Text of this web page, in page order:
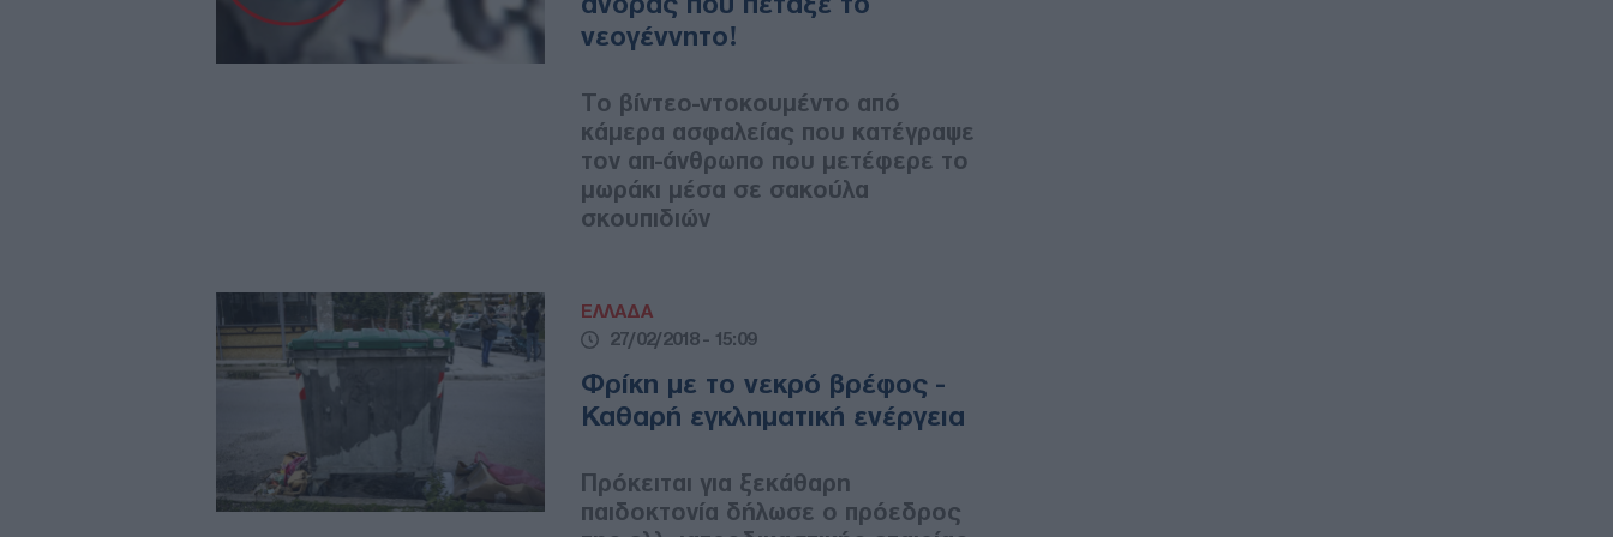
νεογέννητο!
Το βίντεο-ντοκουμέντο από
κάμερα ασφαλείας που κατέγραψε
τον απ-άνθρωπο που μετέφερε το
μωράκι μέσα σε σακούλα
σκουπιδιών
ΕΛΛΑΔΑ
27/02/2018 - 15:09
Φρίκη με το νεκρό βρέφος -
Καθαρή εγκληματική ενέργεια
Πρόκειται για ξεκάθαρη
παιδοκτονία δήλωσε ο πρόεδρος